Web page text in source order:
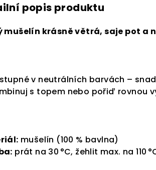
popis produktu
mušelín krásně větrá, saje pot a
v neutrálních barvách –
s topem nebo pořiď rovnou
mušelín (100 % bavlna)
prát na 30 °C, žehlit max. na 110